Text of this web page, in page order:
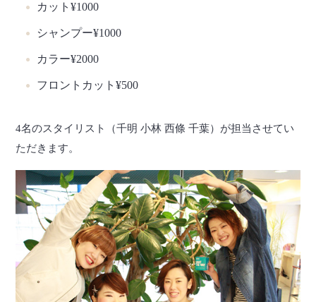
カット¥1000
シャンプー¥1000
カラー¥2000
フロントカット¥500
4名のスタイリスト（千明 小林 西條 千葉）が担当させてい
ただきます。